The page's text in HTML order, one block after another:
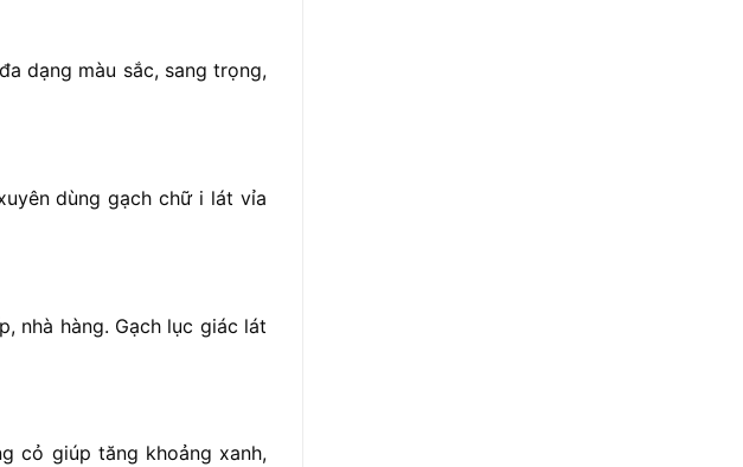
dạng màu sắc, sang trọng,
dùng gạch chữ i lát vỉa
nhà hàng. Gạch lục giác lát
cỏ giúp tăng khoảng xanh,